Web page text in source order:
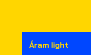
Áram light